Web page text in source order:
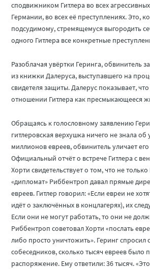
сподвижником Гитлера во всех
Германии, во всех её преступлениях. Это,
подсудимому, стремящемуся выгородить
одного Гитлера все конкретные
Разоблачая увёртки Геринга, обвинитель
из книжки Далеруса, выступавшего на
свидетеля защиты. Далерус показывает,
отношении Гитлера как пресмыкающееся
Обращаясь к голословному заявлению
гитлеровская верхушка ничего не знала
миллионов евреев, обвинитель уличает
Официальный отчёт о встрече Гитлера с
Хорти свидетельствует о том, что не только
«дипломат» Риббентроп давал прямые
евреев. Гитлер говорил: «Если евреи не
идёт о заключённых в концлагерях), их
Если они не могут работать, то они не
Риббентроп советовал Хорти «послать
либо просто уничтожить». Геринг спросил
собеседников, сколько тысяч евреев было
распоряжение. Ему ответили: 36 тысяч.